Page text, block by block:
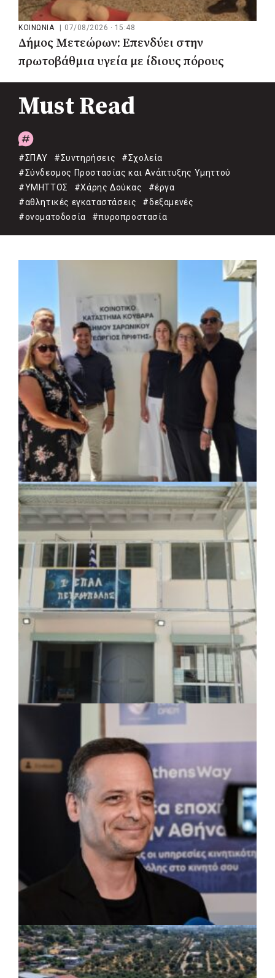
ΚΟΙΝΩΝΙΑ | 07/08/2026 · 15:48
Δήμος Μετεώρων: Επενδύει στην
πρωτοβάθμια υγεία με ίδιους πόρους
Must Read
#ΣΠΑΥ #Συντηρήσεις
#Σχολεία
#Σύνδεσμος Προστασίας και Ανάπτυξης Υμηττού
#ΥΜΗΤΤΟΣ
#Χάρης Δούκας
#έργα
#αθλητικές εγκαταστάσεις
#δεξαμενές
#ονοματοδοσία
#πυροπροστασία
ΚΟΙΝΩΝΙΑ | 07/08/2026 · 18:01
Το Δημοτικό Κατάστημα Κουβαρά φέρει
πλέον το όνομα «Γεώργιος Πρίφτης»
ΤΟΠΙΚΗ ΑΥΤΟΔΙΟΙΚΗΣΗ 07/08/2026 · 17:45
Δήμος Πετρούπολης: Εργασίες
συντήρησης σε σχολεία και αθλητικές
εγκαταστάσεις
ΡΕΠΟΡΤΑΖ | 07/08/2026 · 17:27
Ο Δούκας για έργα, καθαριότητα και τη
μάχη των επόμενων εκλογών: «Η καλύτερη